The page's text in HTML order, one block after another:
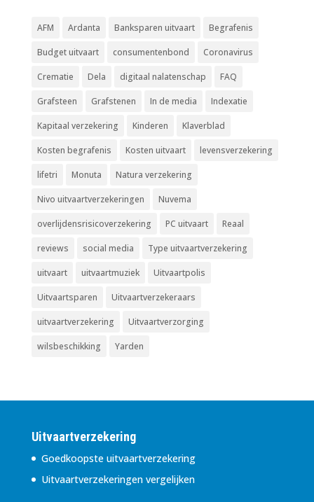
AFM Ardanta Banksparen uitvaart Begrafenis
Budget uitvaart consumentenbond Coronavirus
Crematie Dela digitaal nalatenschap FAQ
Grafsteen Grafstenen In de media Indexatie
Kapitaal verzekering Kinderen Klaverblad
Kosten begrafenis Kosten uitvaart levensverzekering
lifetri Monuta Natura verzekering
Nivo uitvaartverzekeringen Nuvema
overlijdensrisicoverzekering PC uitvaart Reaal
reviews social media Type uitvaartverzekering
uitvaart uitvaartmuziek Uitvaartpolis
Uitvaartsparen Uitvaartverzekeraars
uitvaartverzekering Uitvaartverzorging
wilsbeschikking Yarden
Uitvaartverzekering
Goedkoopste uitvaartverzekering
Uitvaartverzekeringen vergelijken